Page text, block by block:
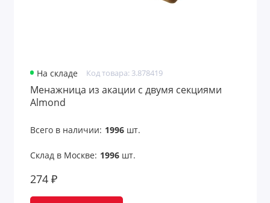
На складе Код товара: 3.878419
Менажница из акации с двумя секциями
Almond
Всего в наличии: 1996шт.
Склад в Москве: 1996шт.
274 ₽